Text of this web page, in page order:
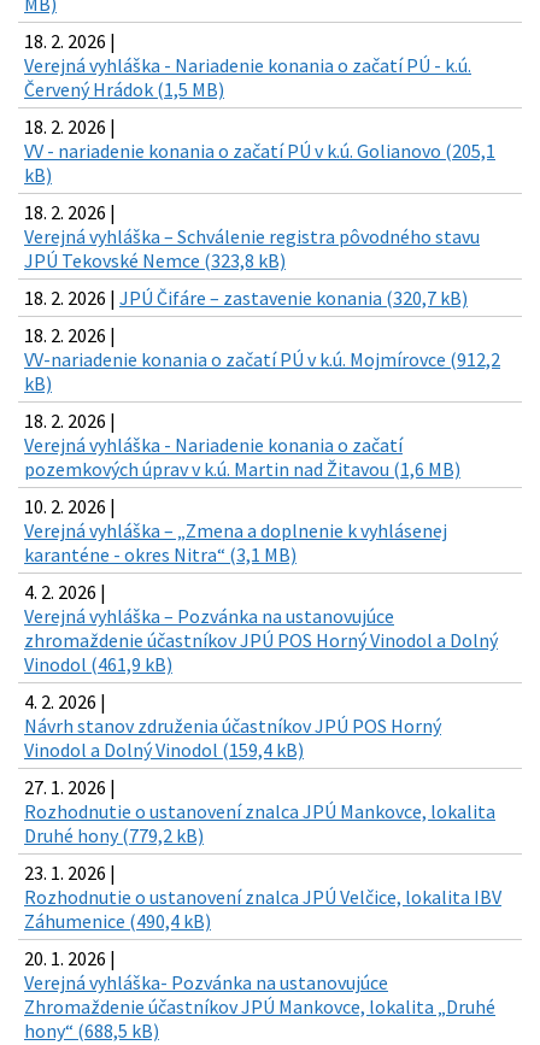
18. 2. 2026 |
Verejná vyhláška - Nariadenie konania o začatí PÚ - k.ú.
Červený Hrádok (1,5 MB)
18. 2. 2026 |
VV - nariadenie konania o začatí PÚ v k.ú. Golianovo (205,1
kB)
18. 2. 2026 |
Verejná vyhláška – Schválenie registra pôvodného stavu
JPÚ Tekovské Nemce (323,8 kB)
18. 2. 2026 | JPÚ Čifáre – zastavenie konania (320,7 kB)
18. 2. 2026 |
VV-nariadenie konania o začatí PÚ v k.ú. Mojmírovce (912,2
kB)
18. 2. 2026 |
Verejná vyhláška - Nariadenie konania o začatí
pozemkových úprav v k.ú. Martin nad Žitavou (1,6 MB)
10. 2. 2026 |
Verejná vyhláška – „Zmena a doplnenie k vyhlásenej
karanténe - okres Nitra“ (3,1 MB)
4. 2. 2026 |
Verejná vyhláška – Pozvánka na ustanovujúce
zhromaždenie účastníkov JPÚ POS Horný Vinodol a Dolný
Vinodol (461,9 kB)
4. 2. 2026 |
Návrh stanov združenia účastníkov JPÚ POS Horný
Vinodol a Dolný Vinodol (159,4 kB)
27. 1. 2026 |
Rozhodnutie o ustanovení znalca JPÚ Mankovce, lokalita
Druhé hony (779,2 kB)
23. 1. 2026 |
Rozhodnutie o ustanovení znalca JPÚ Velčice, lokalita IBV
Záhumenice (490,4 kB)
20. 1. 2026 |
Verejná vyhláška- Pozvánka na ustanovujúce
Zhromaždenie účastníkov JPÚ Mankovce, lokalita „Druhé
hony“ (688,5 kB)